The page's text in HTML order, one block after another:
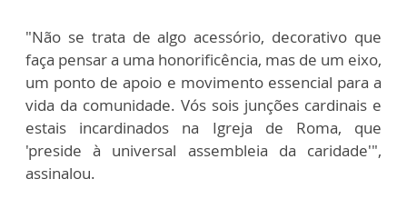
"Não se trata de algo acessório, decorativo que
faça pensar a uma honorificência, mas de um eixo,
um ponto de apoio e movimento essencial para a
vida da comunidade. Vós sois junções cardinais e
estais incardinados na Igreja de Roma, que
'preside à universal assembleia da caridade'",
assinalou.